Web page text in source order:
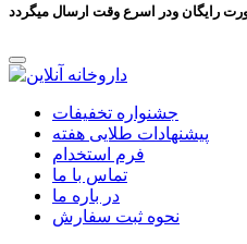
جشنواره تخفیفات
پیشنهادات طلایی هفته
فرم استخدام
تماس با ما
در باره ما
نحوه ثبت سفارش